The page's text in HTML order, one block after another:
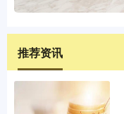
推荐资讯